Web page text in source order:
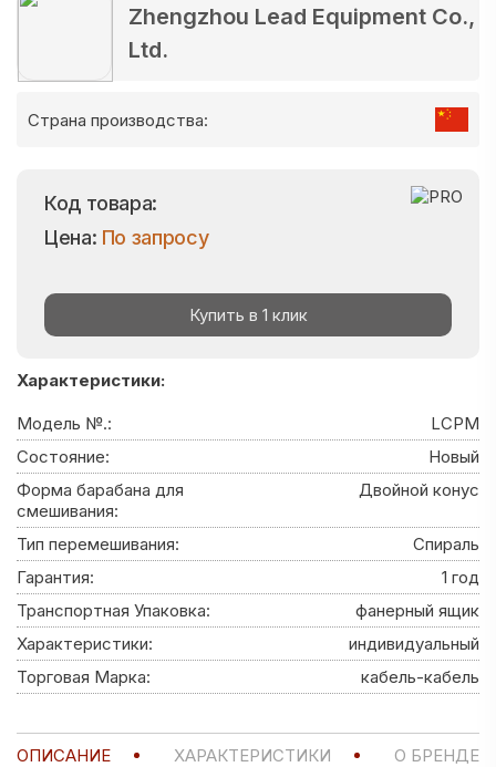
Zhengzhou Lead Equipment Co.,
Ltd.
Страна производства:
Код товара:
Цена: По запросу
Купить в 1 клик
Характеристики:
Модель №.:
LCPM
Состояние:
Новый
Форма барабана для
смешивания:
Двойной конус
Тип перемешивания:
Спираль
Гарантия:
1 год
Транспортная Упаковка:
фанерный ящик
Характеристики:
индивидуальный
Торговая Марка:
кабель-кабель
ОПИСАНИЕ ХАРАКТЕРИСТИКИ О БРЕНДЕ